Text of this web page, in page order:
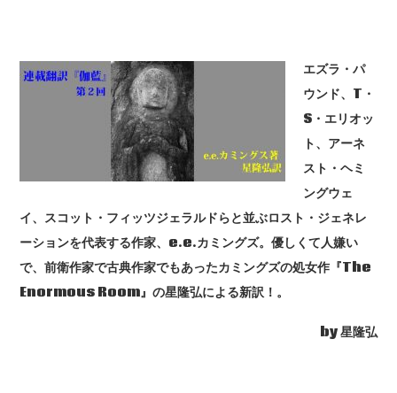
エズラ・パ
ウンド、T・
S・エリオッ
ト、アーネ
スト・ヘミ
ングウェ
イ、スコット・フィッツジェラルドらと並ぶロスト・ジェネレ
ーションを代表する作家、e.e.カミングズ。優しくて人嫌い
で、前衛作家で古典作家でもあったカミングズの処女作『The
Enormous Room』の星隆弘による新訳！。
by 星隆弘